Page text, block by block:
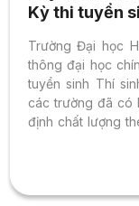
Kỳ thi tuyển
Trường Đại học
thông đại học
tuyển sinh Thí
các trường đã có
định chất lượng
các trường đã có
định chất lượng
binh và Xã...